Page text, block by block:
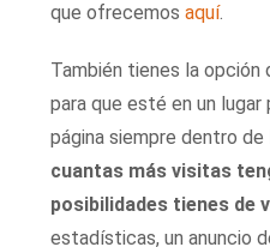
que ofrecemos aquí.
También tienes la opción
para que esté en un
página siempre dentro de
cuantas más visitas
posibilidades tienes de
estadísticas, un anuncio